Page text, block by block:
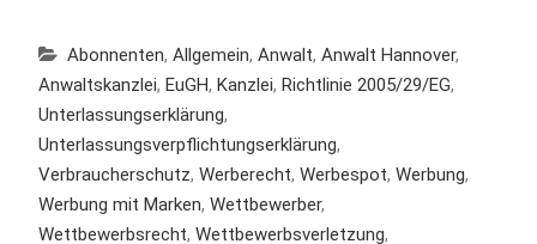
Abonnenten, Allgemein, Anwalt, Anwalt Hannover,
Anwaltskanzlei, EuGH, Kanzlei, Richtlinie 2005/29/EG,
Unterlassungserklärung,
Unterlassungsverpflichtungserklärung,
Verbraucherschutz, Werberecht, Werbespot, Werbung,
Werbung mit Marken, Wettbewerber,
Wettbewerbsrecht, Wettbewerbsverletzung,